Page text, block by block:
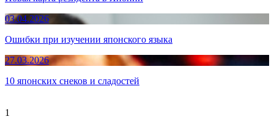
03.04.2026
Ошибки при изучении японского языка
27.03.2026
10 японских снеков и сладостей
1